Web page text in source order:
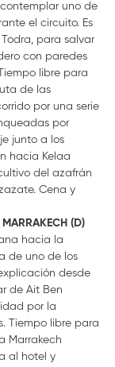
uno de
el circuito. Es
para salvar
con paredes
libre para
de las
por una serie
por
junto a los
hacia Kelaa
del azafrán
Cena y
(D)
hacia la
de uno de los
desde
de Ait Ben
por la
Tiempo libre para
Marrakech
al hotel y